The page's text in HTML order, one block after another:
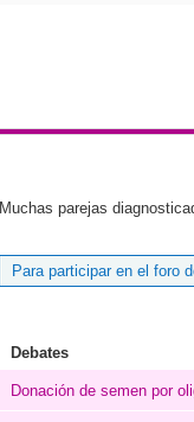
Muchas parejas
Para participar en el foro
Debates
Donación de semen por